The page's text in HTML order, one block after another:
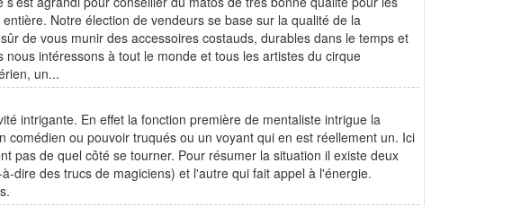
Notre élection de vendeurs se base sur la qualité de la
de vous munir des accessoires costauds, durables dans le temps et
intéressons à tout le monde et tous les artistes du cirque
un...
intrigante. En effet la fonction première de mentaliste intrigue la
ou pouvoir truqués ou un voyant qui en est réellement un. Ici
pas de quel côté se tourner. Pour résumer la situation il existe deux
dire des trucs de magiciens) et l'autre qui fait appel à l'énergie.